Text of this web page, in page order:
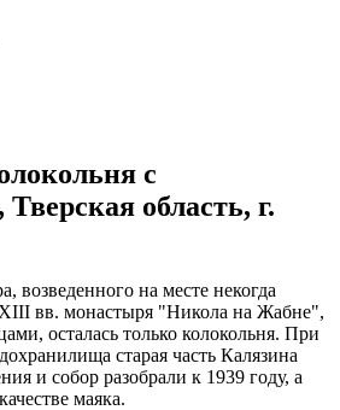
с
область, г.
возведенного на месте некогда
вв. монастыря "Никола на Жабне",
осталась только колокольня. При
старая часть Калязина
и собор разобрали к 1939 году, а
маяка.